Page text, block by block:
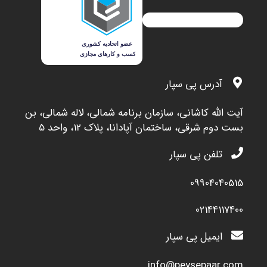
آدرس پی سپار
آيت الله کاشاني، سازمان برنامه شمالي، لاله شمالي، بن
بست دوم شرقي، ساختمان آپادانا، پلاک 12، واحد 5
تلفن پی سپار
09904040515
02144117400
ایمیل پی سپار